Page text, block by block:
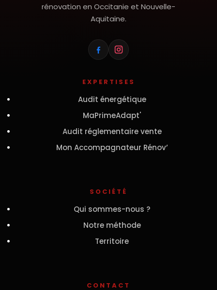
rénovation en Occitanie et Nouvelle-
Aquitaine.
EXPERTISES
Audit énergétique
MaPrimeAdapt'
Audit réglementaire vente
Mon Accompagnateur Rénov’
SOCIÉTÉ
Qui sommes-nous ?
Notre méthode
Territoire
CONTACT